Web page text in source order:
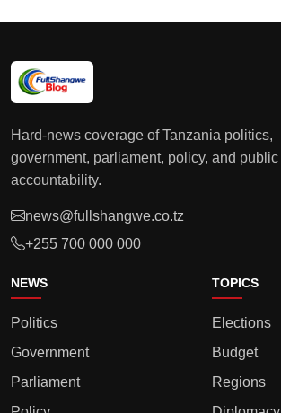
Hard-news coverage of Tanzania politics,
government, parliament, policy, and public
accountability.
news@fullshangwe.co.tz
+255 700 000 000
NEWS
Politics
Government
Parliament
TOPICS
Elections
Budget
Regions